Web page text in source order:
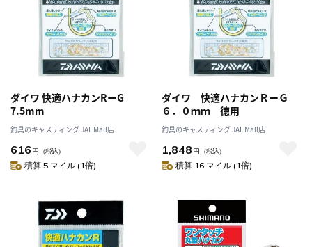
ダイワ 快適ハナカンRーG
7.5mm
釣具のキャスティング JAL Mall店
616 円 （税込）
積算 5 マイル (1倍)
ダイワ 快適ハナカンＲーＧ
６．０ｍｍ 徳用
釣具のキャスティング JAL Mall店
1,848 円 （税込）
積算 16 マイル (1倍)